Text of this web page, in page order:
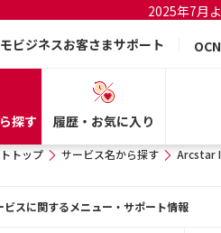
2025年7月
ビジネスお客さまサポート
探す 履歴・お気に入り
トップ サービス名から探す Arcstar
ビスに関するメニュー・サポート情報